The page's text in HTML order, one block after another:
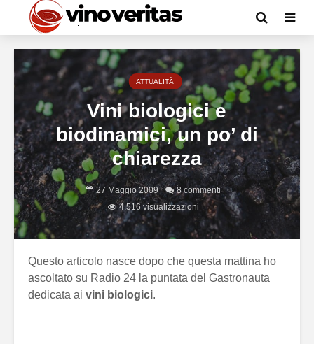
ATTUALITÀ
Vini biologici e
biodinamici, un po’ di
chiarezza
27 Maggio 2009
8 commenti
4.516 visualizzazioni
Questo articolo nasce dopo che questa mattina ho
ascoltato su Radio 24 la puntata del Gastronauta
dedicata ai vini biologici.